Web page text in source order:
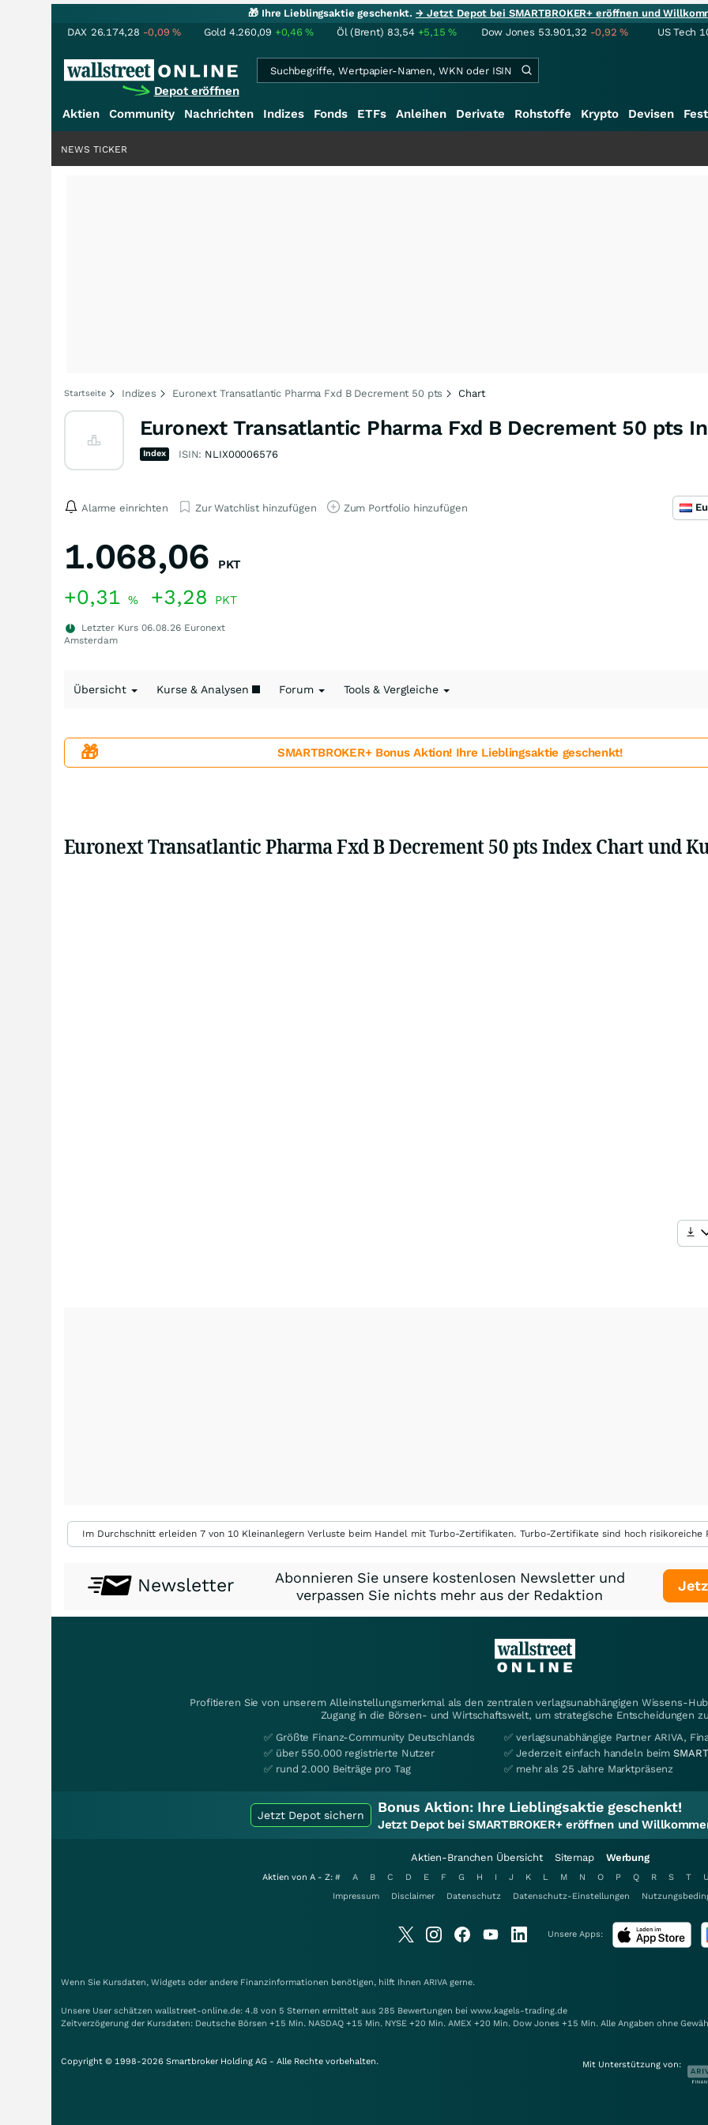
🎁 Ihre Lieblingsaktie geschenkt.→ Jetzt Depot bei SMARTBROKER+ eröffnen und
DAX 26.174,28 -0,09% Gold 4.260,09 +0,46% Öl (Brent) 83,54 +5,15% Dow Jones 53.901,32 -0,92% US Tech
Depot eröffnen
Aktien
Community Nachrichten Indizes Fonds ETFs Anleihen Derivate Rohstoffe Krypto Devisen
NEWS TICKER
Startseite Indizes Euronext Transatlantic Pharma Fxd B Decrement 50 pts Chart
Euronext Transatlantic Pharma Fxd B Decrement 50 pts
Index ISIN: NLIX00006576
Alarme einrichten Zur Watchlist hinzufügen Zum Portfolio hinzufügen
1.068,06 PKT
+0,31 % +3,28 PKT
Letzter Kurs 06.08.26 Euronext
Amsterdam
Übersicht Kurse & Analysen Forum Tools & Vergleiche
🎁 SMARTBROKER+ Bonus Aktion! Ihre Lieblingsaktie geschenkt!
Euronext Transatlantic Pharma Fxd B Decrement 50 pts Index Chart und
Im Durchschnitt erleiden 7 von 10 Kleinanlegern Verluste beim Handel mit Turbo-Zertifikaten. Turbo-Zertifikate sind hoch
Newsletter
Abonnieren Sie unsere kostenlosen Newsletter und
verpassen Sie nichts mehr aus der Redaktion
Profitieren Sie von unserem Alleinstellungsmerkmal als den zentralen verlagsunabhängigen Wissens-
Zugang in die Börsen- und Wirtschaftswelt, um strategische Entscheidungen
✅ Größte Finanz-Community Deutschlands
✅ über 550.000 registrierte Nutzer
✅ rund 2.000 Beiträge pro Tag
✅ verlagsunabhängige Partner ARIVA,
✅ Jederzeit einfach handeln beim
✅ mehr als 25 Jahre Marktpräsenz
Jetzt Depot sichern Bonus Aktion: Ihre Lieblingsaktie geschenkt!
Jetzt Depot bei SMARTBROKER+ eröffnen und
Aktien-Branchen Übersicht Sitemap Werbung
Aktien von A - Z: # A B C D E F G H I J K L M N O P Q R S T
Impressum
Disclaimer Datenschutz Datenschutz-Einstellungen
Unsere Apps:
Wenn Sie Kursdaten, Widgets oder andere Finanzinformationen benötigen, hilft Ihnen ARIVA gerne.
Unsere User schätzen wallstreet-online.de: 4.8 von 5 Sternen ermittelt aus 285 Bewertungen bei www.kagels-trading.de
Zeitverzögerung der Kursdaten: Deutsche Börsen +15 Min. NASDAQ +15 Min. NYSE +20 Min. AMEX +20 Min. Dow Jones +15 Min. Alle Angaben ohne
Copyright © 1998-2026 Smartbroker Holding AG - Alle Rechte vorbehalten. Mit Unterstützung von: